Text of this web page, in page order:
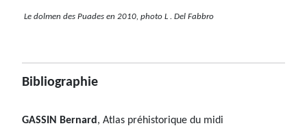
Le dolmen des Puades en 2010, photo L . Del Fabbro
Bibliographie
GASSIN Bernard, Atlas préhistorique du midi